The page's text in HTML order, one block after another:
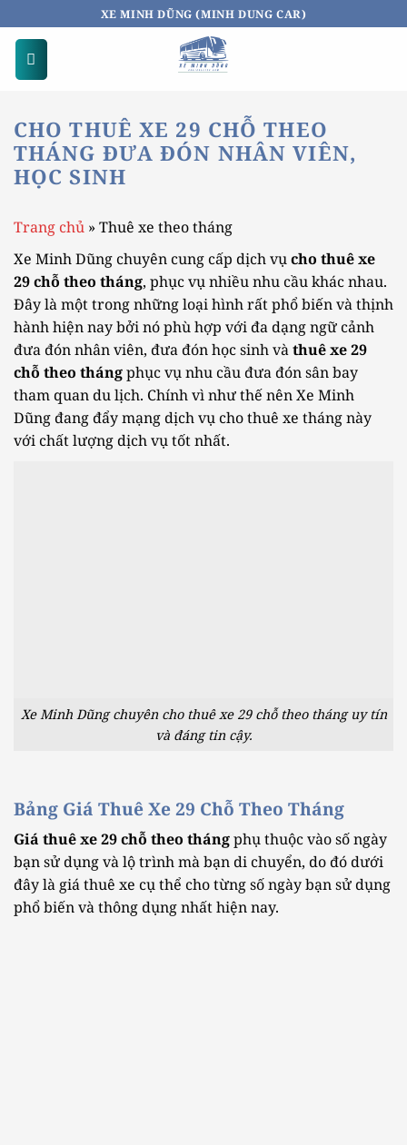
qua
dung
XE MINH DŨNG (MINH DUNG CAR)
CHO THUÊ XE 29 CHỖ THEO
THÁNG ĐƯA ĐÓN NHÂN VIÊN,
HỌC SINH
Trang chủ »Thuê xe theo tháng
Xe Minh Dũng chuyên cung cấp dịch vụcho thuê xe
29 chỗ theo tháng, phục vụ nhiều nhu cầu khác nhau.
Đây là một trong những loại hình rất phổ biến và thịnh
hành hiện nay bởi nó phù hợp với đa dạng ngữ cảnh
đưa đón nhân viên, đưa đón học sinh vàthuê xe 29
chỗ theo thángphục vụ nhu cầu đưa đón sân bay
tham quan du lịch. Chính vì như thế nên Xe Minh
Dũng đang đẩy mạng dịch vụ cho thuê xe tháng này
với chất lượng dịch vụ tốt nhất.
Xe Minh Dũng chuyên cho thuê xe 29 chỗ theo tháng uy tín
và đáng tin cậy.
Bảng Giá Thuê Xe 29 Chỗ Theo Tháng
Giá thuê xe 29 chỗ theo thángphụ thuộc vào số ngày
bạn sử dụng và lộ trình mà bạn di chuyển, do đó dưới
đây là giá thuê xe cụ thể cho từng số ngày bạn sử dụng
phổ biến và thông dụng nhất hiện nay.